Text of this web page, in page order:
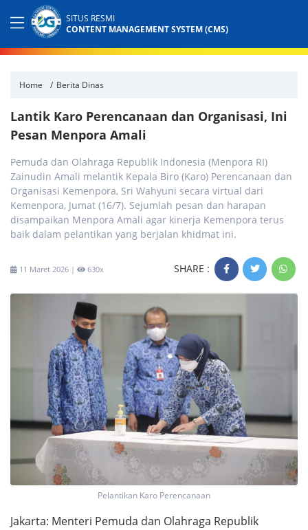
SITUS RESMI
CONTENT MANAGEMENT SYSTEM (CMS)
Home Berita Dinas
Lantik Karo Perencanaan dan Organisasi, Ini
Pesan Menpora Amali
Pemuda dan Olahraga Republik Indonesia (Menpora RI)
Zainudin Amali melantik Kepala Biro (Karo) Perencanaan dan
Organisasi Kemenpora, Sri Wahyuni secara virtual dari
Kemenpora, Jumat (16/7). Sejumlah pesan dan harapan
disampaikan Menpora Amali agar kinerja Kemenpora terus
baik dalam pelantikan yang berjalan khidmat ini.
11 Maret 2026 | 630x SHARE :
Pelantikan Karo Perencanaan
Jakarta: Menteri Pemuda dan Olahraga Republik